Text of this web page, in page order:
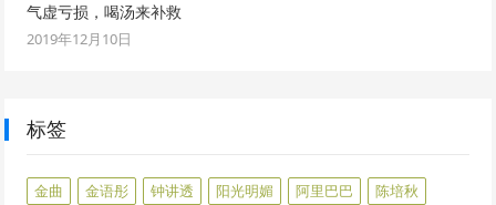
气虚亏损，喝汤来补救
2019年12月10日
标签
金曲 金语彤 钟讲透 阳光明媚 阿里巴巴 陈培秋